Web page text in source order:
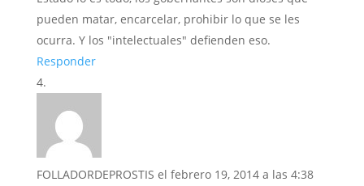
pueden matar, encarcelar, prohibir lo que se les
ocurra. Y los "intelectuales" defienden eso.
Responder
FOLLADORDEPROSTIS el febrero 19, 2014 a las 4:38